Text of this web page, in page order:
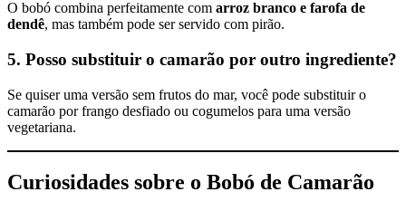
O bobó combina perfeitamente com arroz branco e farofa de
dendê, mas também pode ser servido com pirão.
5. Posso substituir o camarão por outro ingrediente?
Se quiser uma versão sem frutos do mar, você pode substituir o
camarão por frango desfiado ou cogumelos para uma versão
vegetariana.
Curiosidades sobre o Bobó de Camarão